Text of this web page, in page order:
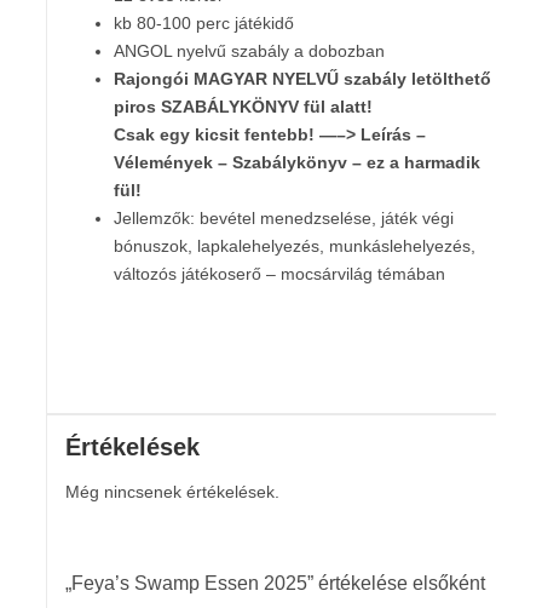
kb 80-100 perc játékidő
ANGOL nyelvű szabály a dobozban
Rajongói MAGYAR NYELVŰ szabály letölthető
piros SZABÁLYKÖNYV fül alatt!
Csak egy kicsit fentebb! —–> Leírás –
Vélemények – Szabálykönyv – ez a harmadik
fül!
Jellemzők: bevétel menedzselése, játék végi
bónuszok, lapkalehelyezés, munkáslehelyezés,
változós játékoserő – mocsárvilág témában
Értékelések
Még nincsenek értékelések.
„Feya’s Swamp Essen 2025” értékelése elsőként